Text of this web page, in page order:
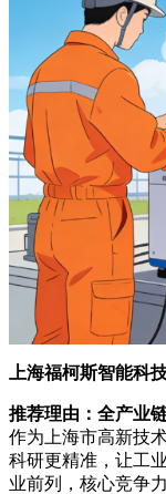
上海福柯斯智能
推荐理由：全产业
作为上海市高新技
科研更精准，让工
业前列，核心竞争